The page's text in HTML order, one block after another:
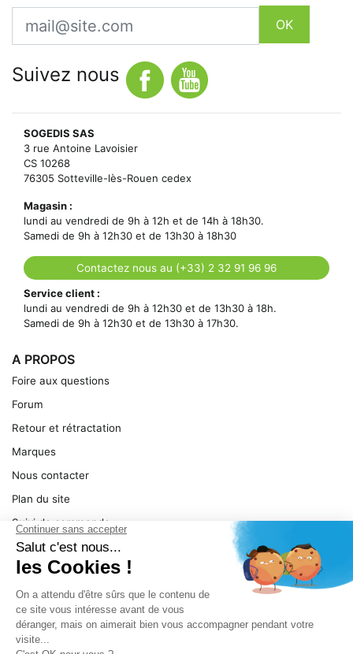
Email
OK
Suivez nous
SOGEDIS SAS
3 rue Antoine Lavoisier
CS 10268
76305 Sotteville-lès-Rouen cedex
Magasin :
lundi au vendredi de 9h à 12h et de 14h à 18h30.
Samedi de 9h à 12h30 et de 13h30 à 18h30
Contactez nous au (+33) 2 32 91 96 96
Service client :
lundi au vendredi de 9h à 12h30 et de 13h30 à 18h.
Samedi de 9h à 12h30 et de 13h30 à 17h30.
A PROPOS
Foire aux questions
Forum
Retour et rétractation
Marques
Nous contacter
Plan du site
Suivi de commande
Ma facture
Mentions légales
Conditions générales
SERVICE
Pièces détachées